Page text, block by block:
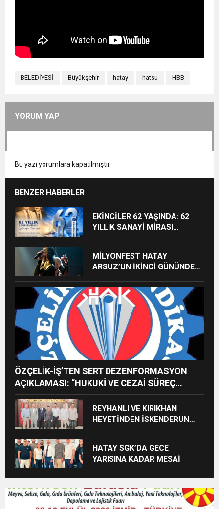
BELEDİYESİ Büyükşehir hatay hatsu HBB
YORUM YAP
Bu yazı yorumlara kapatılmıştır.
BENZER HABERLER
EKİNCİLER 62 YAŞINDA: 62
YILLIK SANAYİ MİRASI
MİLYONFEST HATAY
ARSUZ’UN İKİNCİ GÜNÜNDE
ALACAK
ÖZÇELİK-İŞ’TEN SERT DEZENFORMASYON
AÇIKLAMASI: “HUKUKİ VE CEZAİ SÜREÇ
BAŞLATILDI”
REYHANLI VE KIRIKHAN
HEYETİNDEN İSKENDERUN
HATAY SGK’DA GECE
YARISINA KADAR MESAİ